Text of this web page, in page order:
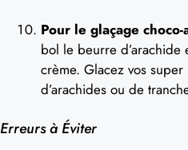
Pour le glaçage
bol le beurre d’arachide
crème. Glacez vos
d’arachides ou de
Erreurs à Éviter